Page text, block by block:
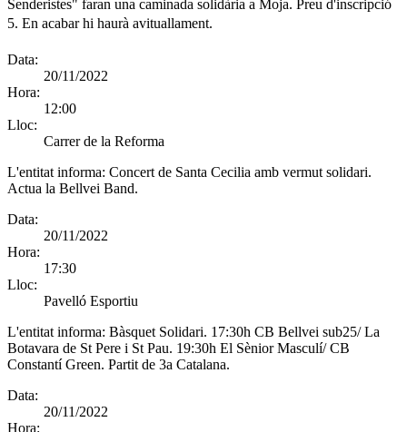
Senderistes" faran una caminada solidària a Moja. Preu d'inscripció
5. En acabar hi haurà avituallament.
Data:
20/11/2022
Hora:
12:00
Lloc:
Carrer de la Reforma
L'entitat informa: Concert de Santa Cecilia amb vermut solidari.
Actua la Bellvei Band.
Data:
20/11/2022
Hora:
17:30
Lloc:
Pavelló Esportiu
L'entitat informa: Bàsquet Solidari. 17:30h CB Bellvei sub25/ La
Botavara de St Pere i St Pau. 19:30h El Sènior Masculí/ CB
Constantí Green. Partit de 3a Catalana.
Data:
20/11/2022
Hora: